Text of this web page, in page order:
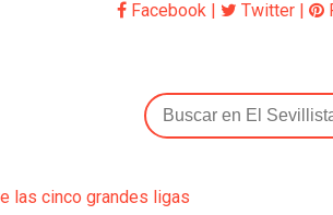
Facebook | Twitter |
las cinco grandes ligas